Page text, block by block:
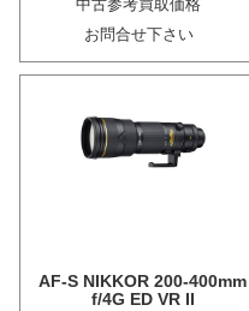
中古参考買取価格
お問合せ下さい
AF-S NIKKOR 200-400mm
f/4G ED VR II